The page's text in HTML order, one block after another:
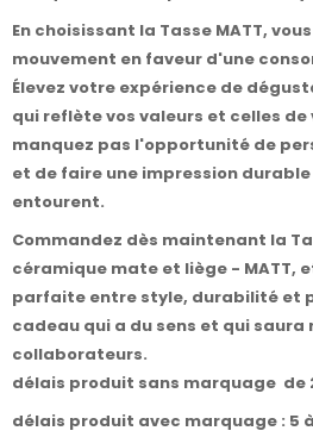
En choisissant la Tasse MATT,
mouvement en faveur d'une
Élevez votre expérience de
qui reflète vos valeurs et celles
manquez pas l'opportunité de
et de faire une impression durable
entourent.
Commandez dès maintenant la
céramique mate et liège - MATT,
parfaite entre style, durabilité et
cadeau qui a du sens et qui saura
collaborateurs.
délais produit sans marquage de
délais produit avec marquage : 5